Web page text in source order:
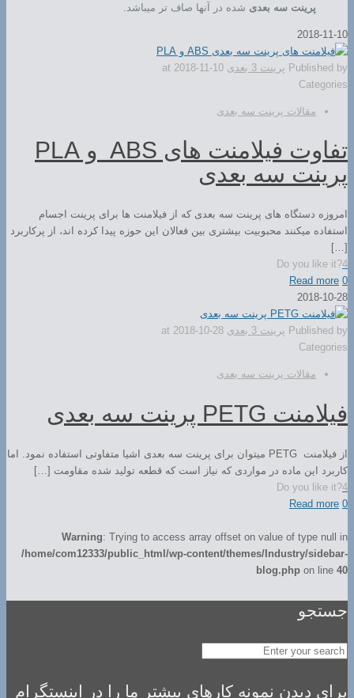
پرینت سه بعدی شده در آنها صاف تر میباشد.
2018-11-10
Published by پرینت 3 بعدی at 2018-11-10
Categories
مقالات پرینت سه بعدی
تفاوت فیلامنت های ABS و PLA
پرینت سه بعدی
امروزه دستگاه های پرینت سه بعدی که از فیلامنت ها برای پرینت اجسام
استفاده میکنند محبوبیت بیشتری بین فعالان این حوزه پیدا کرده اند، از پرکاربرد
[…]
Do you like it?4
0
Read more
2018-10-28
Published by پرینت 3 بعدی at 2018-10-28
Categories
مقالات پرینت سه بعدی
فیلامنت PETG پرینت سه بعدی
از فیلامنت PETG میتوان برای پرینت سه بعدی اشیا متفاوتی استفاده نمود. اما
کاربرد این ماده در مواردی که نیاز است که قطعه تولید شده مقاومت […]
Do you like it?4
0
Read more
Warning: Trying to access array offset on value of type null in
/home/com12333/public_html/wp-content/themes/Industry/sidebar-
blog.php on line 40
جستجو
برای دیدن نمونه کارهای بیشتر ما را در اینستگرام